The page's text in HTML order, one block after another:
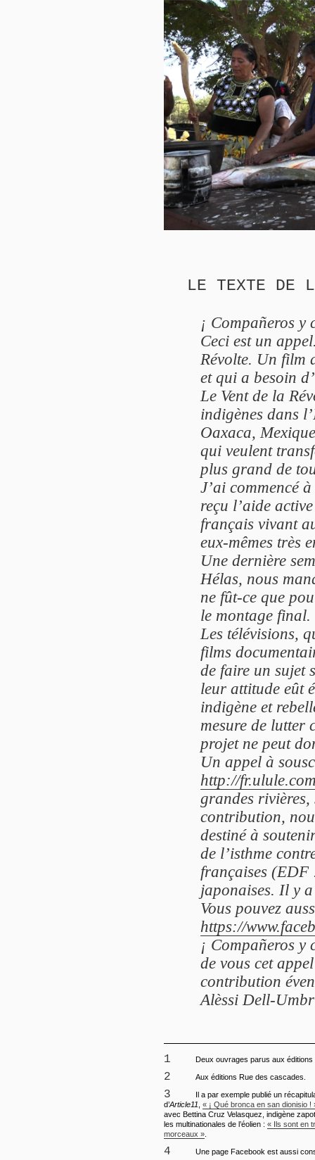
LE TEXTE DE
¡ Compañeros y
Ceci est un
Révolte. Un film
et qui a besoin
Le Vent de la
indigènes dans
Oaxaca,
qui veulent
plus grand de
J’ai commencé
reçu l’aide
français vivant
eux-mêmes très
Une dernière
Hélas, nous
ne fût-ce que
le montage final.
Les télévisions,
films
de faire un sujet
leur attitude eût
indigène et
mesure de lutter
projet ne peut
Un appel à
http://
grandes rivières,
contribution,
destiné à
de l’isthme
françaises (EDF
japonaises. Il y
Vous pouvez
https://
¡ Compañeros
de vous cet
contribution
Alèssi Dell-
1 Deux ouvrages parus aux éditions
2 Aux éditions Rue des cascades.
3
Il a par exemple publié un
d’Article11 « ¡ Qué bronca en san dionisio !
avec Bettina Cruz Velasquez, indigène
les multinationales de l’éolien : « Ils sont en
morceaux »
4 Une page Facebook est aussi